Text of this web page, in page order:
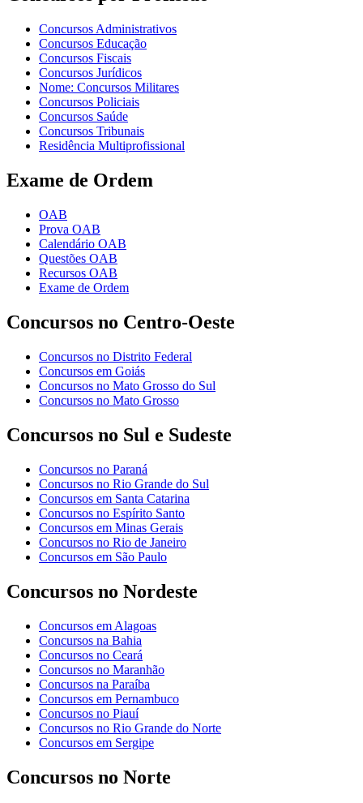
Concursos Administrativos
Concursos Educação
Concursos Fiscais
Concursos Jurídicos
Nome: Concursos Militares
Concursos Policiais
Concursos Saúde
Concursos Tribunais
Residência Multiprofissional
Exame de Ordem
OAB
Prova OAB
Calendário OAB
Questões OAB
Recursos OAB
Exame de Ordem
Concursos no Centro-Oeste
Concursos no Distrito Federal
Concursos em Goiás
Concursos no Mato Grosso do Sul
Concursos no Mato Grosso
Concursos no Sul e Sudeste
Concursos no Paraná
Concursos no Rio Grande do Sul
Concursos em Santa Catarina
Concursos no Espírito Santo
Concursos em Minas Gerais
Concursos no Rio de Janeiro
Concursos em São Paulo
Concursos no Nordeste
Concursos em Alagoas
Concursos na Bahia
Concursos no Ceará
Concursos no Maranhão
Concursos na Paraíba
Concursos em Pernambuco
Concursos no Piauí
Concursos no Rio Grande do Norte
Concursos em Sergipe
Concursos no Norte